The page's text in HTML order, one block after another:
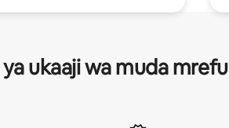
ukaaji wa muda mrefu